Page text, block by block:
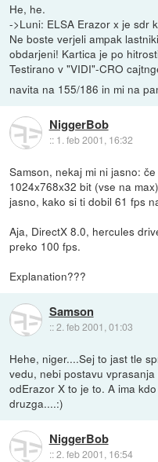
He, he.
->Luni: ELSA Erazor x je sdr
Ne boste verjeli ampak
obdarjeni! Kartica je po
Testirano v "VIDI"-CRO
navita na 155/186 in mi na
NiggerBob
:: 1. feb 2001, 16:32
Samson, nekaj mi ni jasno:
1024x768x32 bit (vse na
jasno, kako si ti dobil 61 fps
Aja, DirectX 8.0, hercules
preko 100 fps.
Explanation???
Samson
::2. feb 2001, 01:03
Hehe, niger....Sej to jast tle
vedu, nebi postavu
odErazor X to je to. A ima
druzga....:)
NiggerBob
::2. feb 2001, 16:54